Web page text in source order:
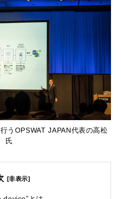
うOPSWAT JAPAN代表の高松
氏
[非表示]